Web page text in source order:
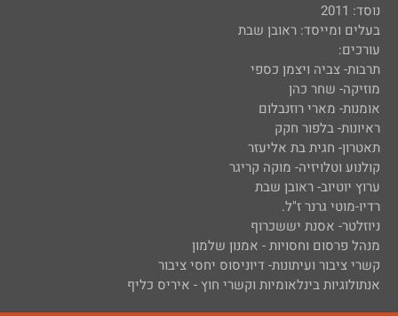
נוסד: 2011
בעלים ומייסד: ראובן שבת
עורכים:
תרבות- צביה ויצמן כספי
מוזיקה- שחר כהן
אומנות- מארי רוזנבלום
ראיונות- בלפור חקק
תאטרון- חגית בת אליעזר
קולנוע וטלויזיה- מוקה קריגר
ערוץ יוטיוב- ראובן שבת
רדיו-מוטי גרנר ז"ל.
ניוזלטר- אסנת יששכרוף
מנהל פרסום וחסויות - אמנון שלמון
קשרי ציבור ועיתונות- דיוניסוס יחסי ציבור
אנתולוגיות בינלאומיות וקשרי חוץ - איריס כליף